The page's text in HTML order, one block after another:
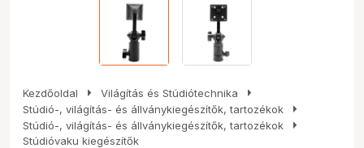
Kezdőoldal arrow_right Világítás és Stúdiótechnika arrow_right
Stúdió-, világítás- és állványkiegészítők, tartozékok arrow_right
Stúdió-, világítás- és állványkiegészítők, tartozékok arrow_right
Stúdióvaku kiegészítők